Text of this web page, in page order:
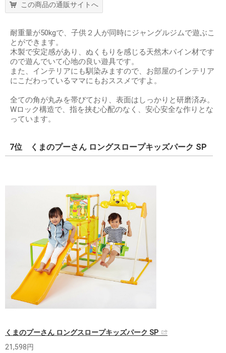
この商品の通販サイトへ
耐重量が50kgで、子供２人が同時にジャングルジムで遊ぶこ
とができます。
木製で安定感があり、ぬくもりを感じる天然木パイン材です
ので遊んでいて心地の良い遊具です。
また、インテリアにも馴染みますので、お部屋のインテリア
にこだわっているママにもおススメですよ。
全ての角が丸みを帯びており、表面はしっかりと研磨済み。
Wロック構造で、指を挟む心配のなく、安心安全な作りとな
っています。
7位 くまのプーさん ロングスロープキッズパーク SP
くまのプーさん ロングスロープキッズパーク SP
21,598円